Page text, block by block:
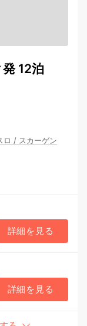
12泊
ロ / スカーゲン
詳細を見る
詳細を見る